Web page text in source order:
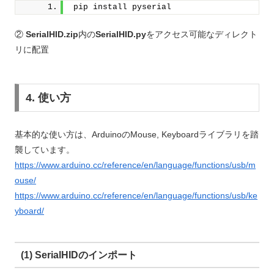
pip install pyserial
② SerialHID.zip内のSerialHID.pyをアクセス可能なディレクト
リに配置
4. 使い方
基本的な使い方は、ArduinoのMouse, Keyboardライブラリを踏
襲しています。
https://www.arduino.cc/reference/en/language/functions/usb/m
ouse/
https://www.arduino.cc/reference/en/language/functions/usb/ke
yboard/
(1) SerialHIDのインポート